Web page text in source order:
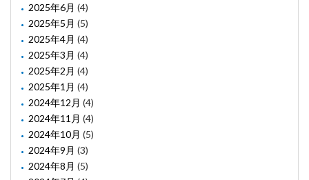
2025年6月 (4)
2025年5月 (5)
2025年4月 (4)
2025年3月 (4)
2025年2月 (4)
2025年1月 (4)
2024年12月 (4)
2024年11月 (4)
2024年10月 (5)
2024年9月 (3)
2024年8月 (5)